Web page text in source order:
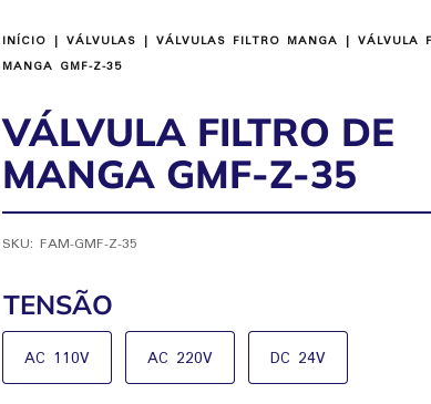
INÍCIO | VÁLVULAS | VÁLVULAS FILTRO MANGA | VÁLVULA
MANGA GMF-Z-35
VÁLVULA FILTRO DE
MANGA GMF-Z-35
SKU: FAM-GMF-Z-35
TENSÃO
AC 110V AC 220V DC 24V